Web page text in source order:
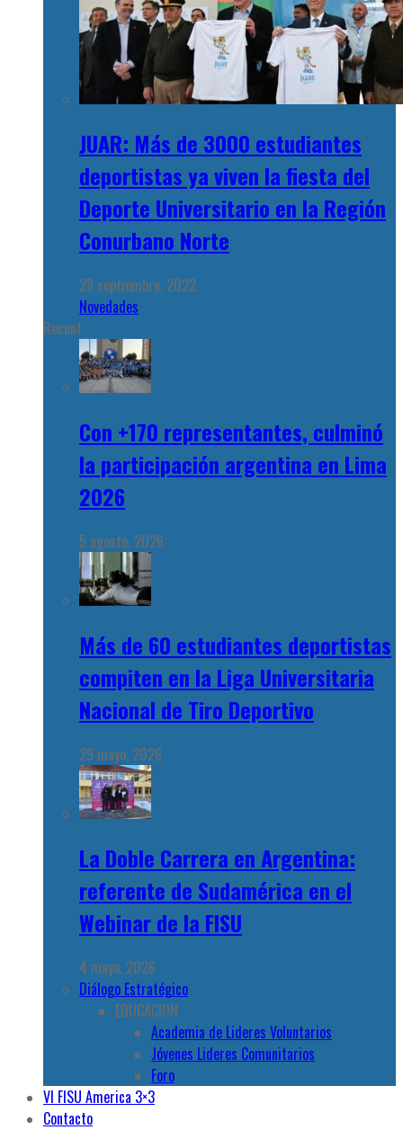
JUAR: Más de 3000 estudiantes
deportistas ya viven la fiesta del
Deporte Universitario en la Región
Conurbano Norte
28 septiembre, 2022
Novedades
Recent
Con +170 representantes, culminó
la participación argentina en Lima
2026
5 agosto, 2026
Más de 60 estudiantes deportistas
compiten en la Liga Universitaria
Nacional de Tiro Deportivo
29 mayo, 2026
La Doble Carrera en Argentina:
referente de Sudamérica en el
Webinar de la FISU
4 mayo, 2026
Diálogo Estratégico
EDUCACION
Academia de Lideres Voluntarios
Jóvenes Lideres Comunitarios
Foro
VI FISU America 3×3
Contacto